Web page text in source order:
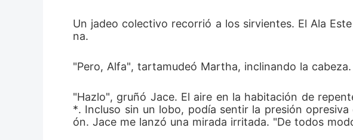
Un jadeo colectivo recorrió a los sirvientes. El Ala
na.
"Pero, Alfa", tartamudeó Martha, inclinando la cabeza.
"Hazlo", gruñó Jace. El aire en la habitación de
*. Incluso sin un lobo, podía sentir la presión
ón. Jace me lanzó una mirada irritada. "De todos